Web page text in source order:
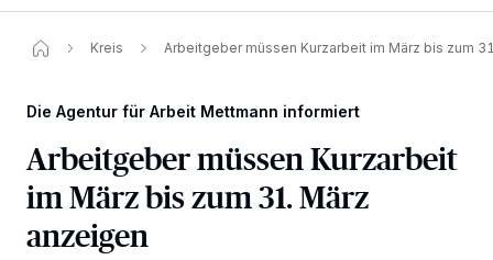
Kreis Arbeitgeber müssen Kurzarbeit im März bis zum
Die Agentur für Arbeit Mettmann informiert
Arbeitgeber müssen Kurzarbeit
im März bis zum 31. März
anzeigen